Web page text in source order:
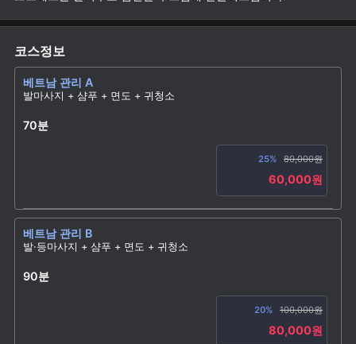
코스정보
베트남 관리 A
발마사지 + 샴푸 + 면도 + 귀청소
70분
25% 80,000원
60,000원
베트남 관리 B
발·등마사지 + 샴푸 + 면도 + 귀청소
90분
20% 100,000원
80,000원